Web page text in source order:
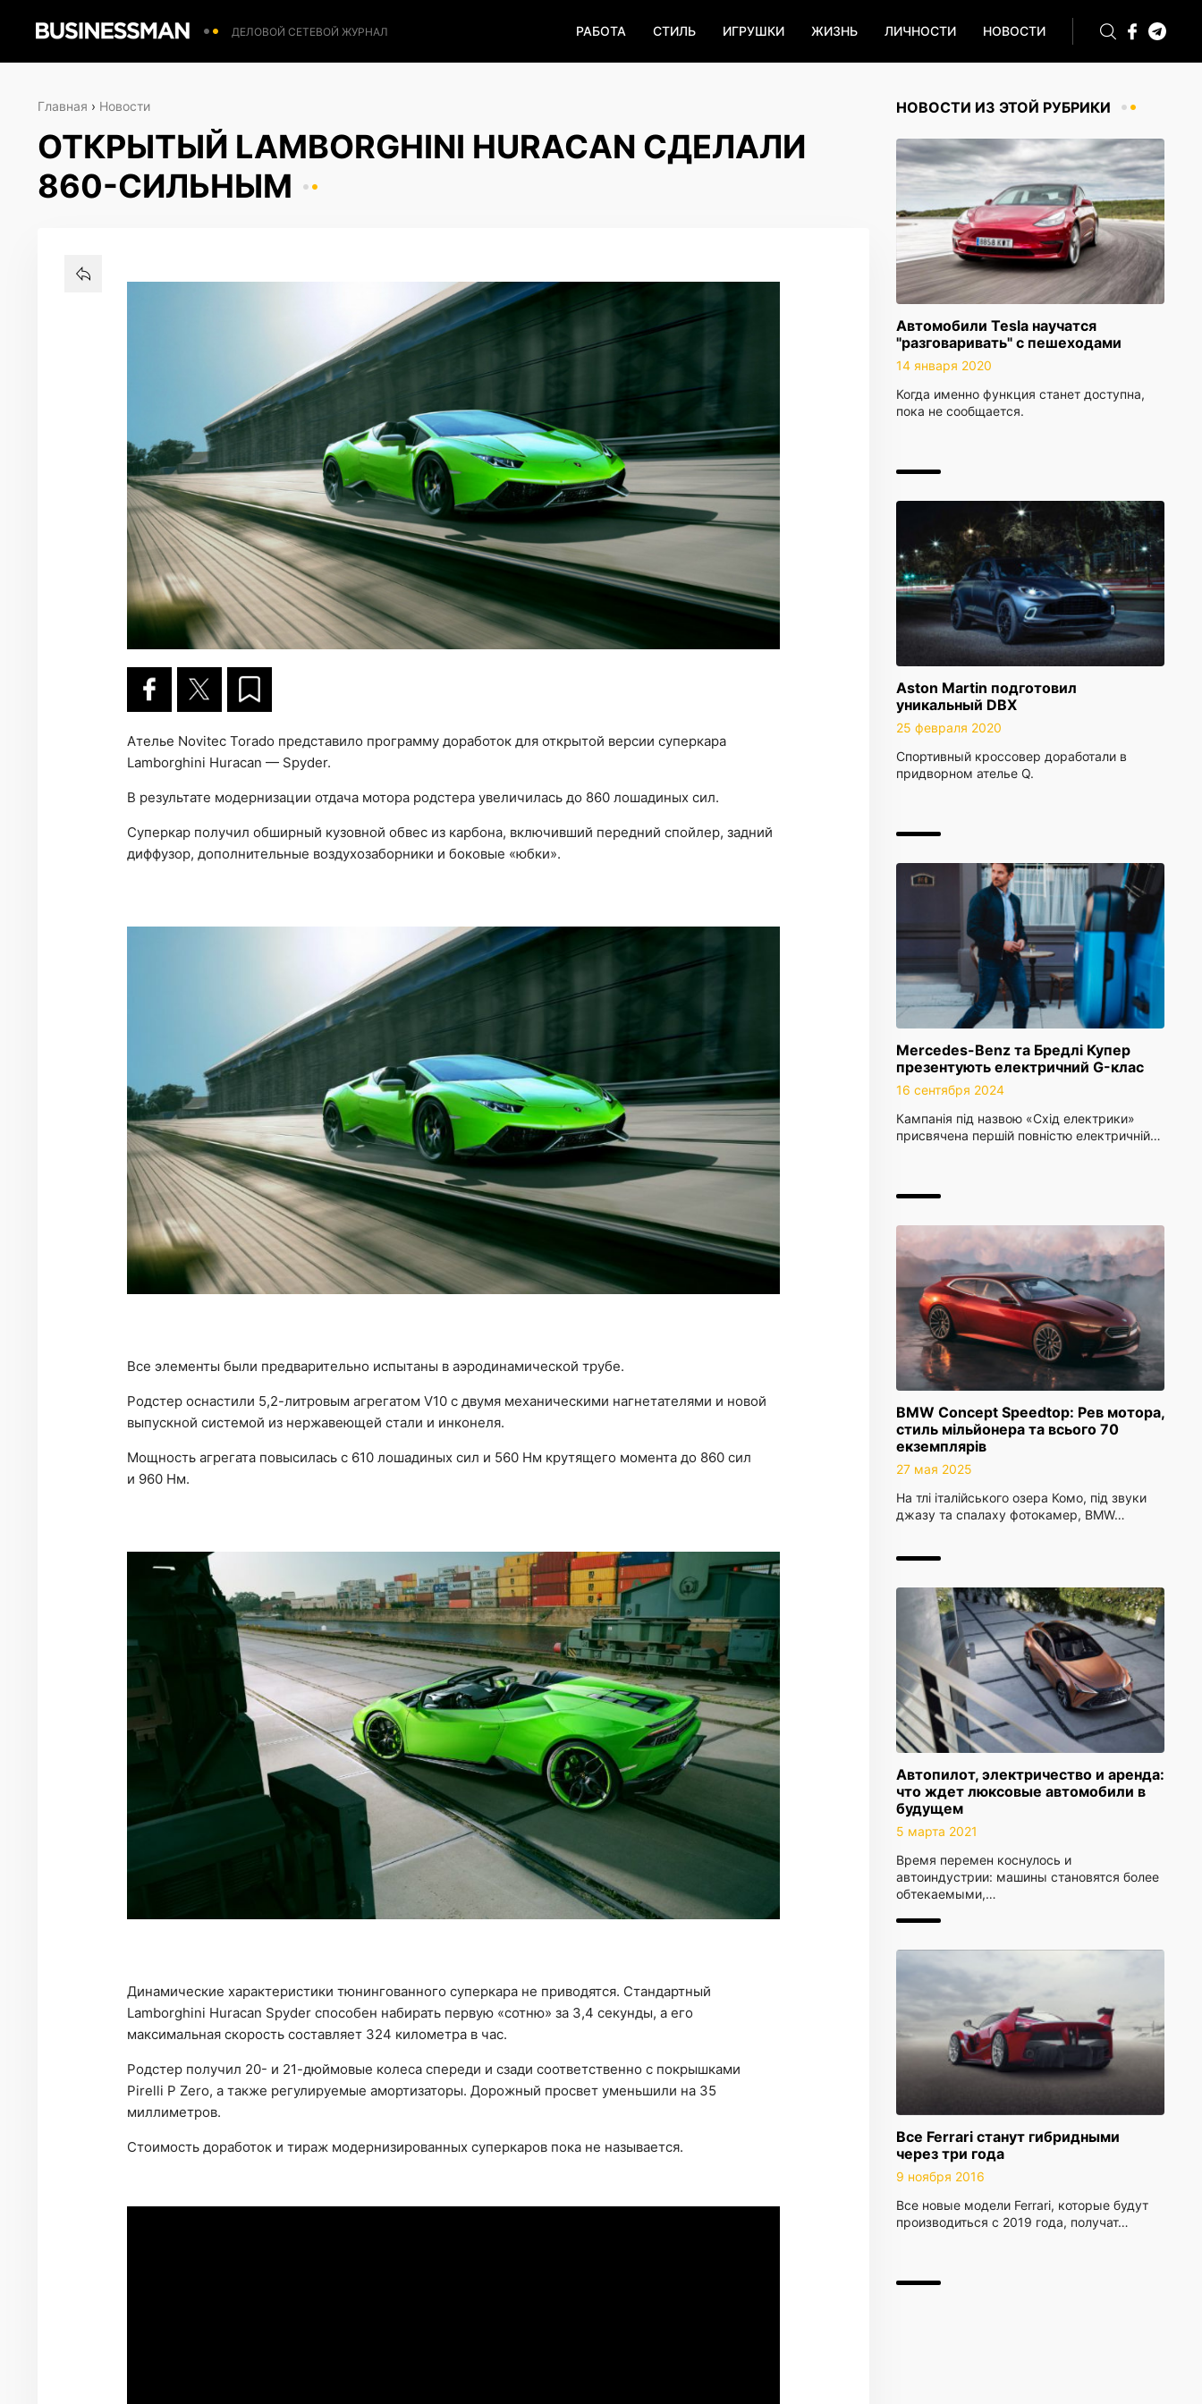
ДЕЛОВОЙ СЕТЕВОЙ ЖУРНАЛ РАБОТА СТИЛЬ ИГРУШКИ ЖИЗНЬ ЛИЧНОСТИ НОВОСТИ
НОВОСТИ ИЗ ЭТОЙ РУБРИКИ
Автомобили Tesla научатся
"разговаривать" с пешеходами
14 января 2020
Когда именно функция станет доступна,
пока не сообщается.
Aston Martin подготовил
уникальный DBX
25 февраля 2020
Спортивный кроссовер доработали в
придворном ателье Q.
Mercedes-Benz та Бредлі Купер
презентують електричний G-клас
16 сентября 2024
Кампанія під назвою «Схід електрики»
присвячена першій повністю електричній…
BMW Concept Speedtop: Рев мотора,
стиль мільйонера та всього 70
екземплярів
27 мая 2025
На тлі італійського озера Комо, під звуки
джазу та спалаху фотокамер, BMW…
Автопилот, электричество и аренда:
что ждет люксовые автомобили в
будущем
5 марта 2021
Время перемен коснулось и
автоиндустрии: машины становятся более
обтекаемыми,…
Все Ferrari станут гибридными
через три года
9 ноября 2016
Все новые модели Ferrari, которые будут
производиться с 2019 года, получат…
Главная › Новости
ОТКРЫТЫЙ LAMBORGHINI HURACAN СДЕЛАЛИ
860-СИЛЬНЫМ
Ателье Novitec Torado представило программу доработок для открытой версии суперкара
Lamborghini Huracan — Spyder.
В результате модернизации отдача мотора родстера увеличилась до 860 лошадиных сил.
Суперкар получил обширный кузовной обвес из карбона, включивший передний спойлер, задний
диффузор, дополнительные воздухозаборники и боковые «юбки».
Все элементы были предварительно испытаны в аэродинамической трубе.
Родстер оснастили 5,2-литровым агрегатом V10 с двумя механическими нагнетателями и новой
выпускной системой из нержавеющей стали и инконеля.
Мощность агрегата повысилась с 610 лошадиных сил и 560 Нм крутящего момента до 860 сил
и 960 Нм.
Динамические характеристики тюнингованного суперкара не приводятся. Стандартный
Lamborghini Huracan Spyder способен набирать первую «сотню» за 3,4 секунды, а его
максимальная скорость составляет 324 километра в час.
Родстер получил 20- и 21-дюймовые колеса спереди и сзади соответственно с покрышками
Pirelli P Zero, а также регулируемые амортизаторы. Дорожный просвет уменьшили на 35
миллиметров.
Стоимость доработок и тираж модернизированных суперкаров пока не называется.